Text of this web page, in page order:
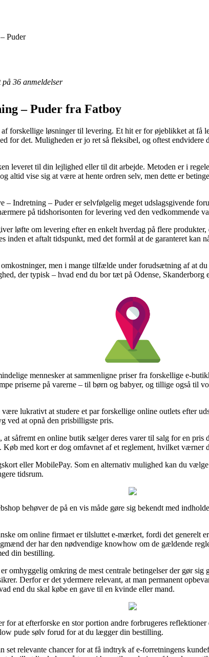
Puder
på 36 anmeldelser
– Puder fra Fatboy
forskellige løsninger til levering. Et hit er for øjeblikket at få
for det. Muligheden er jo ret så fleksibel, og oftest
leveret til din lejlighed eller til dit arbejde. Metoden er i
altid vise sig at være at hente ordren selv, men dette er
– Indretning – Puder er selvfølgelig meget udslagsgivende
på tidshorisonten for levering ved den vedkommende
løfte om levering efter en enkelt hverdag på flere
inden et aftalt tidspunkt, med det formål at de garanteret kan
men i mange tilfælde under forudsætning af at
der typisk – hvad end du bor tæt på Odense, Skanderborg
mennesker at sammenligne priser fra forskellige e-
priserne på varerne – til børn og babyer, og tillige også til
lukrativt at studere et par forskellige online outlets efter
ved at opnå den prisbilligste pris.
såfremt en online butik sælger deres varer til salg for en pris
med kort er dog omfavnet af et reglement, hvilket værner
eller MobilePay. Som en alternativ mulighed kan du
tidsrum.
behøver de på en vis måde gøre sig bekendt med
om online firmaet er tilsluttet e-mærket, fordi det generelt
der har den nødvendige knowhow om de gældende
din bestilling.
omhyggelig omkring de mest centrale betingelser der gør
Derfor er det ydermere relevant, at man permanent
end du skal købe en gave til en kvinde eller mand.
for at efterforske en stor portion andre forbrugeres
pude sølv forud for at du lægger din bestilling.
set relevante chancer for at få indtryk af e-forretningens